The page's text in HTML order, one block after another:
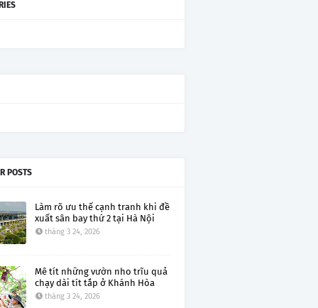
POSTS
Làm rõ ưu thế cạnh tranh khi đề
xuất sân bay thứ 2 tại Hà Nội
tháng 3 24, 2026
Mê tít những vườn nho trĩu quả
chạy dài tít tắp ở Khánh Hòa
tháng 3 24, 2026